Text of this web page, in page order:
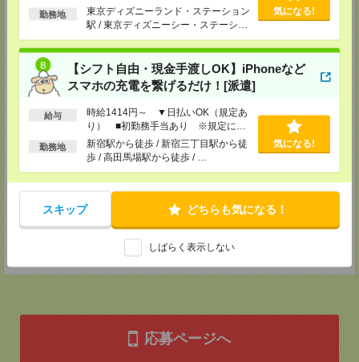
以上
勤務地
東京ディズニーランド・ステーション
駅 / 東京ディズニーシー・ステーショ
ン駅 / リゾートゲートウェイ・ステー
ション駅 / …
気になる!
【シフト自由・現金手渡しOK】iPhoneなど
スマホの充電を繋げるだけ！[派遣]
給与
時給1414円～ ▼日払いOK（規定あ
り） ■初勤務手当あり ※規定によ
る
勤務地
新宿駅から徒歩 / 新宿三丁目駅から徒
歩 / 高田馬場駅から徒歩 / …
気になる!
スキップ どちらも気になる！
しばらく表示しない
TEL：0120-934-200
tenshoku@nikken-ts.jp
担当：採用担当
メディカルケア事業部 町田オフィス
東京都町田市森野1-7-23 大樹生命町田ビル6F
TEL：0120-453-285
担当：採用担当
メディカルケア事業部 横浜オフィス
神奈川県横浜市保土ケ谷区神戸町134 横浜ビジネスパークサウスタワー
TEL：0120-901-799
MAIL：
tenshoku@nikken-ts.jp
担当：採用担当
登録交通費
★今ならご来社登録でQUOカード2000円分をプレゼント中★
応募ページへ